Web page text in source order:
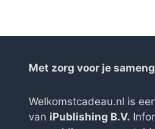
Met zorg voor je
Welkomstcadeau.nl is
van iPublishing B.V.